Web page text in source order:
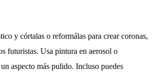
y córtalas o reformálas para crear coronas,
futuristas. Usa pintura en aerosol o
aspecto más pulido. Incluso puedes